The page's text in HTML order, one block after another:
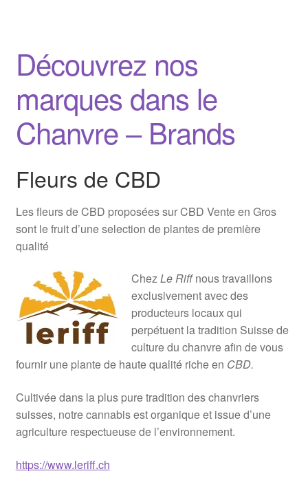
Découvrez nos
marques dans le
Chanvre – Brands
Fleurs de CBD
Les fleurs de CBD proposées sur CBD Vente en Gros
sont le fruit d’une selection de plantes de première
qualité
ChezLe Riffnous travaillons
exclusivement avec des
producteurs locaux qui
perpétuent la tradition Suisse de
culture du chanvre afin de vous
fournir une plante de haute qualité riche en CBD.
Cultivée dans la plus pure tradition des chanvriers
suisses, notre cannabis est organique et issue d’une
agriculture respectueuse de l’environnement.
https://www.leriff.ch